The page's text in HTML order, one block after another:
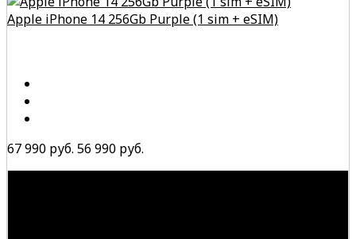
Apple iPhone 14 256Gb Purple (1 sim + eSIM)
67 990 руб. 56 990 руб.